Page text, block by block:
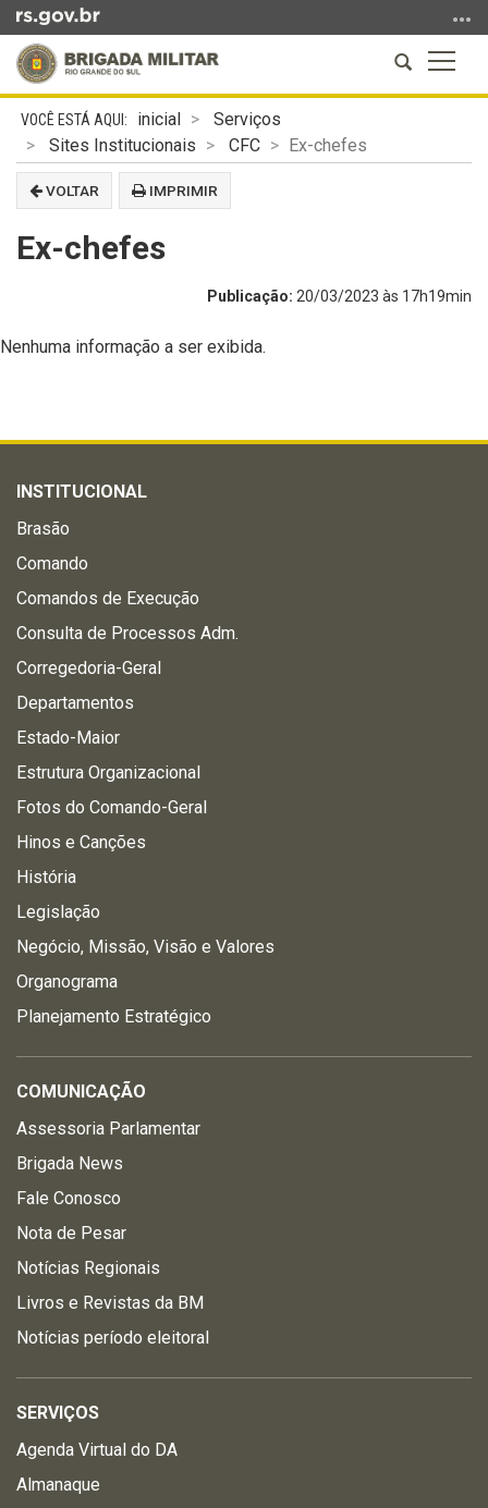
para
conteúdo
para
menu
para
a
Abrir
a
Início
conteúdo
inicial
Serviços
Sites Institucionais
CFC Ex-chefes
VOLTAR IMPRIMIR
Ex-chefes
Publicação: 20/03/2023 às 17h19min
Nenhuma informação a ser exibida.
INSTITUCIONAL
Brasão
Comando
Comandos de Execução
Consulta de Processos Adm.
Corregedoria-Geral
Departamentos
Estado-Maior
Estrutura Organizacional
Fotos do Comando-Geral
Hinos e Canções
História
Legislação
Negócio, Missão, Visão e Valores
Organograma
Planejamento Estratégico
COMUNICAÇÃO
Assessoria Parlamentar
Brigada News
Fale Conosco
Nota de Pesar
Notícias Regionais
Livros e Revistas da BM
Notícias período eleitoral
SERVIÇOS
Agenda Virtual do DA
Almanaque